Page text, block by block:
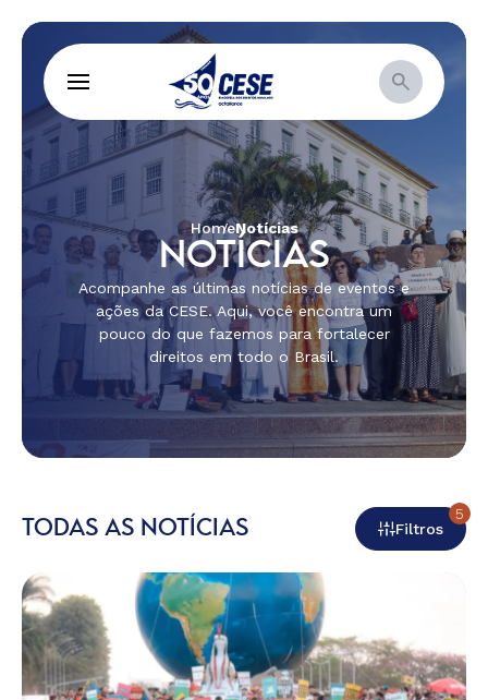
HomeNotícias
NOTÍCIAS
Acompanhe as últimas notícias de eventos e
ações da CESE. Aqui, você encontra um
pouco do que fazemos para fortalecer
direitos em todo o Brasil.
TODAS AS NOTÍCIAS Filtros
5